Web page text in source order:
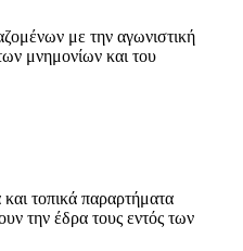
με την αγωνιστική
μνημονίων και του
τοπικά παραρτήματα
την έδρα τους εντός των